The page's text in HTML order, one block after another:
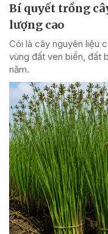
Bí quyết trồng
lượng cao
Cói là cây nguyên liệu
vùng đất ven biển, đất
năm.